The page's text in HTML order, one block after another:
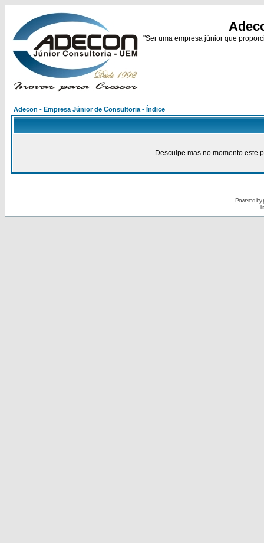
"Ser uma empresa júnior que
Adecon - Empresa Júnior de Consultoria - Índice
Desculpe mas no momento este
Powered by